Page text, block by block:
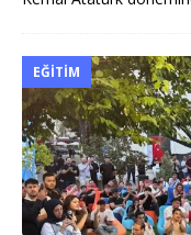
EĞITIM